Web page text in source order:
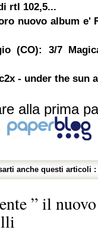
rtl 102,5...
nuovo album e'
(CO): 3/7
- under the sun
alla prima
anche questi articoli :
” il